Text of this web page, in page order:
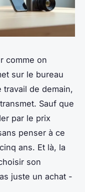
comme on
sur le bureau
travail de demain,
Sauf que
par le prix
penser à ce
ans. Et là, la
son
juste un achat -